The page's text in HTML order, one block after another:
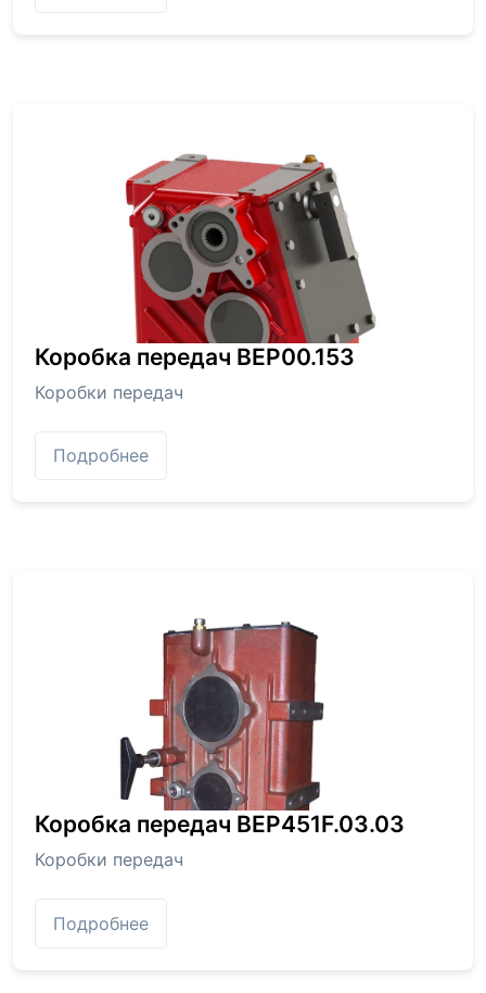
Коробка передач BEP00.153
Коробки передач
Подробнее
Коробка передач BEP451F.03.03
Коробки передач
Подробнее